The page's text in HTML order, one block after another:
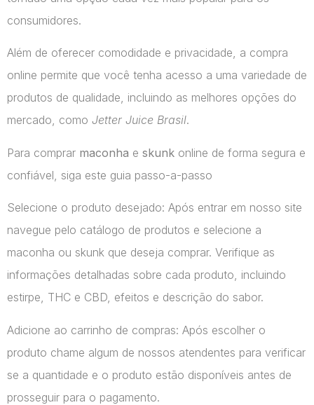
consumidores.
Além de oferecer comodidade e privacidade, a compra
online permite que você tenha acesso a uma variedade de
produtos de qualidade, incluindo as melhores opções do
mercado, como Jetter Juice Brasil.
Para comprar maconha e skunk online de forma segura e
confiável, siga este guia passo-a-passo
Selecione o produto desejado: Após entrar em nosso site
navegue pelo catálogo de produtos e selecione a
maconha ou skunk que deseja comprar. Verifique as
informações detalhadas sobre cada produto, incluindo
estirpe, THC e CBD, efeitos e descrição do sabor.
Adicione ao carrinho de compras: Após escolher o
produto chame algum de nossos atendentes para verificar
se a quantidade e o produto estão disponíveis antes de
prosseguir para o pagamento.